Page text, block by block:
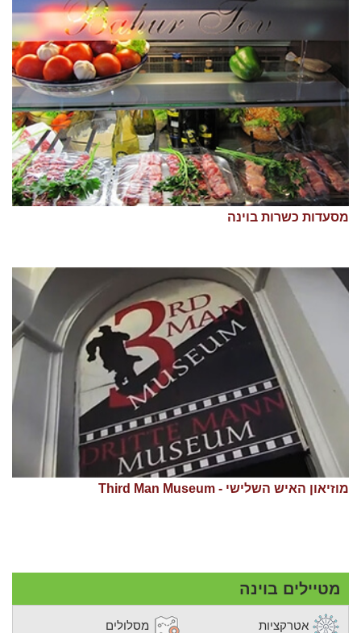
מסעדות כשרות בוינה
מוזיאון האיש השלישי - Third Man Museum
מטיילים בוינה
אטרקציות מסלולים